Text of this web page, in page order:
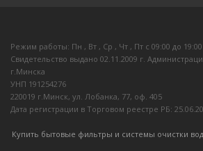
Режим работы: Пн , Вт , Ср , Чт , Пт c 09:00 до 19:00
Свидетельство выдано 02.11.2009 г.
г.Минска
УНП 191254276
220019 г.Минск, ул. Лобанка, 77, оф. 405
Дата регистрации в Торговом реестре РБ:
Купить бытовые фильтры и системы очистки